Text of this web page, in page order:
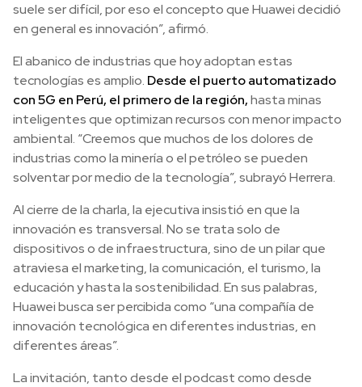
suele ser difícil, por eso el concepto que Huawei decidió
en general es innovación”, afirmó.
El abanico de industrias que hoy adoptan estas
tecnologías es amplio. Desde el puerto automatizado
con 5G en Perú, el primero de la región,hasta minas
inteligentes que optimizan recursos con menor impacto
ambiental. “Creemos que muchos de los dolores de
industrias como la minería o el petróleo se pueden
solventar por medio de la tecnología”, subrayó Herrera.
Al cierre de la charla, la ejecutiva insistió en que la
innovación es transversal. No se trata solo de
dispositivos o de infraestructura, sino de un pilar que
atraviesa el marketing, la comunicación, el turismo, la
educación y hasta la sostenibilidad. En sus palabras,
Huawei busca ser percibida como “una compañía de
innovación tecnológica en diferentes industrias, en
diferentes áreas”.
La invitación, tanto desde el podcast como desde